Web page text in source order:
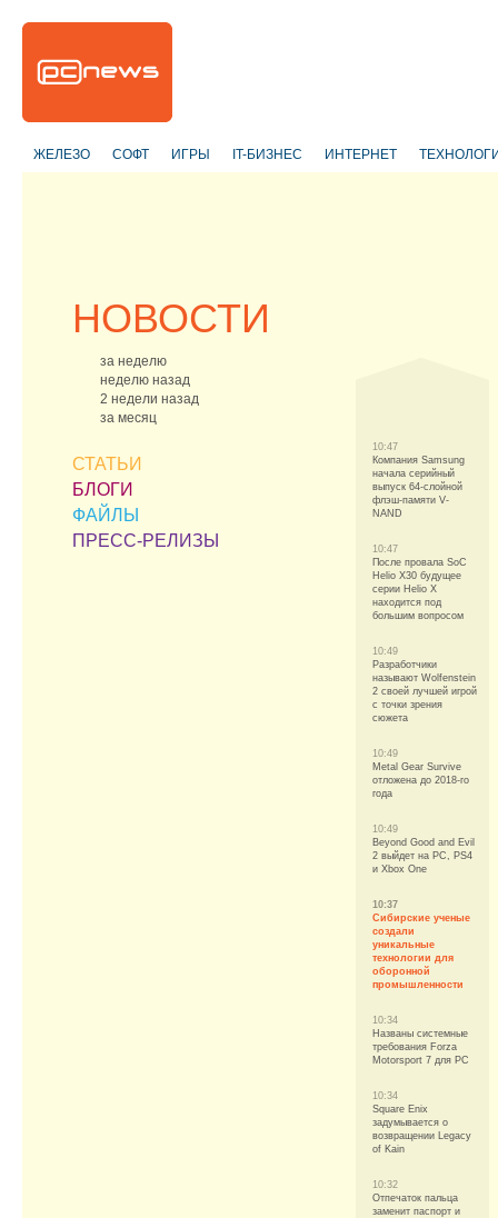
ЖЕЛЕЗО СОФТ ИГРЫ IT-БИЗНЕС ИНТЕРНЕТ
НОВОСТИ
за неделю
неделю назад
2 недели назад
за месяц
СТАТЬИ
БЛОГИ
ФАЙЛЫ
ПРЕСС-РЕЛИЗЫ
10:47
Компания Samsung
начала серийный
выпуск 64-слойной
флэш-памяти V-
NAND
10:47
После провала SoC
Helio X30 будущее
серии Helio X
находится под
большим вопросом
10:49
Разработчики
называют Wolfenstein
2 своей лучшей игрой
с точки зрения
сюжета
10:49
Metal Gear Survive
отложена до 2018-го
года
10:49
Beyond Good and Evil
2 выйдет на РС, PS4
и Xbox One
10:37
Сибирские ученые
создали
уникальные
технологии для
оборонной
промышленности
10:34
Названы системные
требования Forza
Motorsport 7 для PC
10:34
Square Enix
задумывается о
возвращении Legacy
of Kain
10:32
Отпечаток пальца
заменит паспорт и